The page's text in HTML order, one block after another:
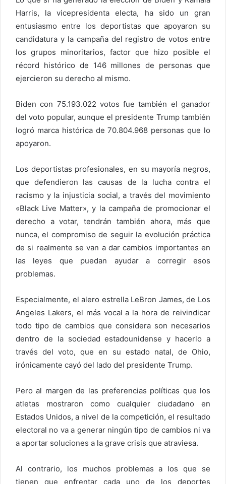
Harris, la vicepresidenta electa, ha sido un gran
entusiasmo entre los deportistas que apoyaron su
candidatura y la campaña del registro de votos entre
los grupos minoritarios, factor que hizo posible el
récord histórico de 146 millones de personas que
ejercieron su derecho al mismo.
Biden con 75.193.022 votos fue también el ganador
del voto popular, aunque el presidente Trump también
logró marca histórica de 70.804.968 personas que lo
apoyaron.
Los deportistas profesionales, en su mayoría negros,
que defendieron las causas de la lucha contra el
racismo y la injusticia social, a través del movimiento
«Black Live Matter», y la campaña de promocionar el
derecho a votar, tendrán también ahora, más que
nunca, el compromiso de seguir la evolución práctica
de si realmente se van a dar cambios importantes en
las leyes que puedan ayudar a corregir esos
problemas.
Especialmente, el alero estrella LeBron James, de Los
Angeles Lakers, el más vocal a la hora de reivindicar
todo tipo de cambios que considera son necesarios
dentro de la sociedad estadounidense y hacerlo a
través del voto, que en su estado natal, de Ohio,
irónicamente cayó del lado del presidente Trump.
Pero al margen de las preferencias políticas que los
atletas mostraron como cualquier ciudadano en
Estados Unidos, a nivel de la competición, el resultado
electoral no va a generar ningún tipo de cambios ni va
a aportar soluciones a la grave crisis que atraviesa.
Al contrario, los muchos problemas a los que se
tienen que enfrentar cada uno de los deportes